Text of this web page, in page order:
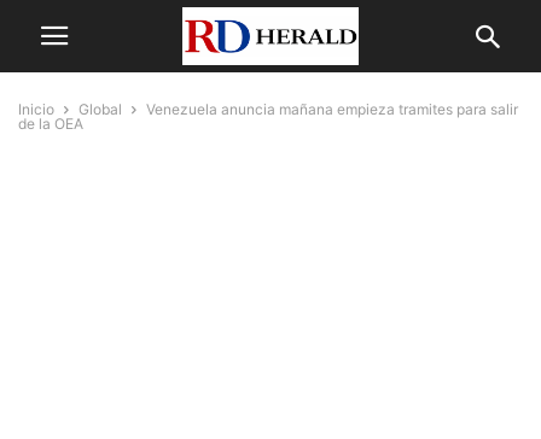
Inicio Global
Venezuela anuncia mañana empieza tramites para salir
de la OEA